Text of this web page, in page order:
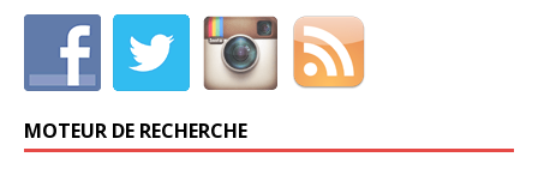
MOTEUR DE RECHERCHE